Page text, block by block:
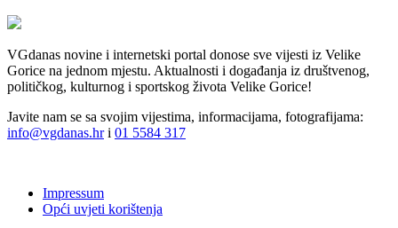
VGdanas novine i internetski portal donose sve vijesti iz Velike
Gorice na jednom mjestu. Aktualnosti i događanja iz društvenog,
političkog, kulturnog i sportskog života Velike Gorice!
Javite nam se sa svojim vijestima, informacijama, fotografijama:
info@vgdanas.hri 01 5584 317
Impressum
Opći uvjeti korištenja